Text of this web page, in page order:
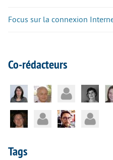
Focus sur la connexion
Co-rédacteurs
Tags